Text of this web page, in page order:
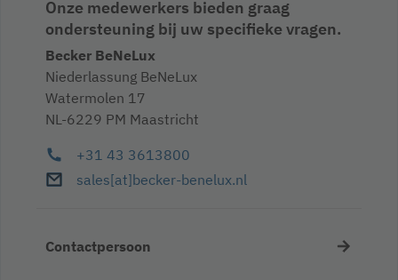
Onze medewerkers bieden graag
ondersteuning bij uw specifieke vragen.
Becker BeNeLux
Niederlassung BeNeLux
Watermolen 17
NL-6229 PM Maastricht
+31 43 3613800
sales[at]becker-benelux.nl
Contactpersoon